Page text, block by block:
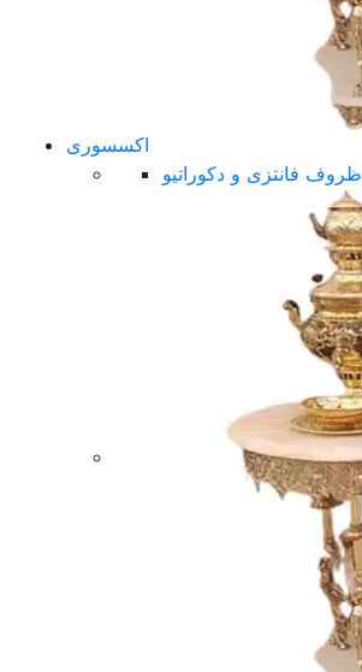
اکسسوری
ظروف فانتزی و دکوراتیو